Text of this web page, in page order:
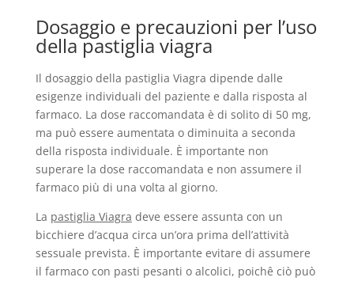
Dosaggio e precauzioni per l’uso
della pastiglia viagra
Il dosaggio della pastiglia Viagra dipende dalle
esigenze individuali del paziente e dalla risposta al
farmaco. La dose raccomandata è di solito di 50 mg,
ma può essere aumentata o diminuita a seconda
della risposta individuale. È importante non
superare la dose raccomandata e non assumere il
farmaco più di una volta al giorno.
La pastiglia Viagra deve essere assunta con un
bicchiere d’acqua circa un’ora prima dell’attività
sessuale prevista. È importante evitare di assumere
il farmaco con pasti pesanti o alcolici, poichê ciò può